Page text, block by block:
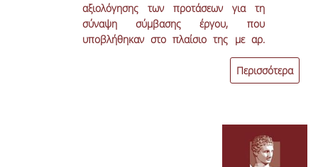
αξιολόγησης των προτάσεων για τη
σύναψη σύμβασης έργου, που
υποβλήθηκαν στο πλαίσιο της με αρ.
πρωτ. 920000/1587-17/09.10.2017
Πρόσκλησης Εκδήλωσης Ενδιαφέροντος
(ΑΔΑ: Ψ7ΞΧ469Β4Μ-ΘΙ6), στο πλαίσιο
and business models for European
smartGRID (WISEGRID)» με κωδικό
έργου ΕΡ-2552-01 και κωδικό θέσης
Περισσότερα